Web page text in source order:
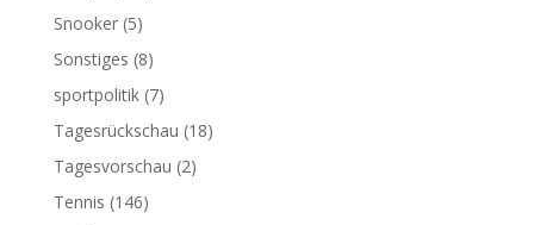
Snooker(5)
Sonstiges (8)
sportpolitik(7)
Tagesrückschau (18)
Tagesvorschau (2)
Tennis (146)